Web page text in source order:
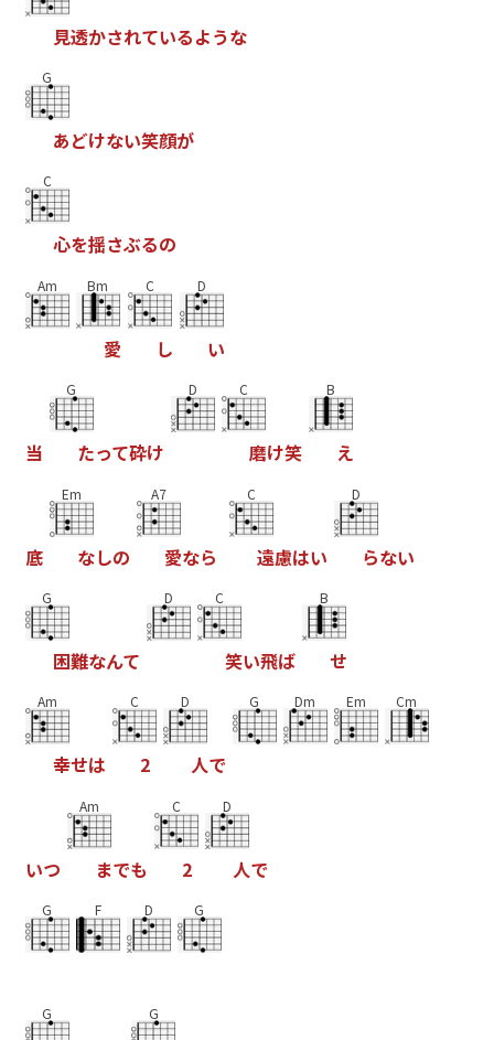
見透かされているような
G
あどけない笑顔が
C
心を揺さぶるの
Am Bm
愛
C
し
D
い
当
G
たって砕け
D C
磨け笑
B
え
底
Em
なしの
A7
愛なら
C
遠慮はい
D
らない
G
困難なんて
D C
笑い飛ば
B
せ
Am
幸せは
C
2
D
人で
G Dm Em Cm
いつ
Am
までも
C
2
D
人で
G F D G
G G